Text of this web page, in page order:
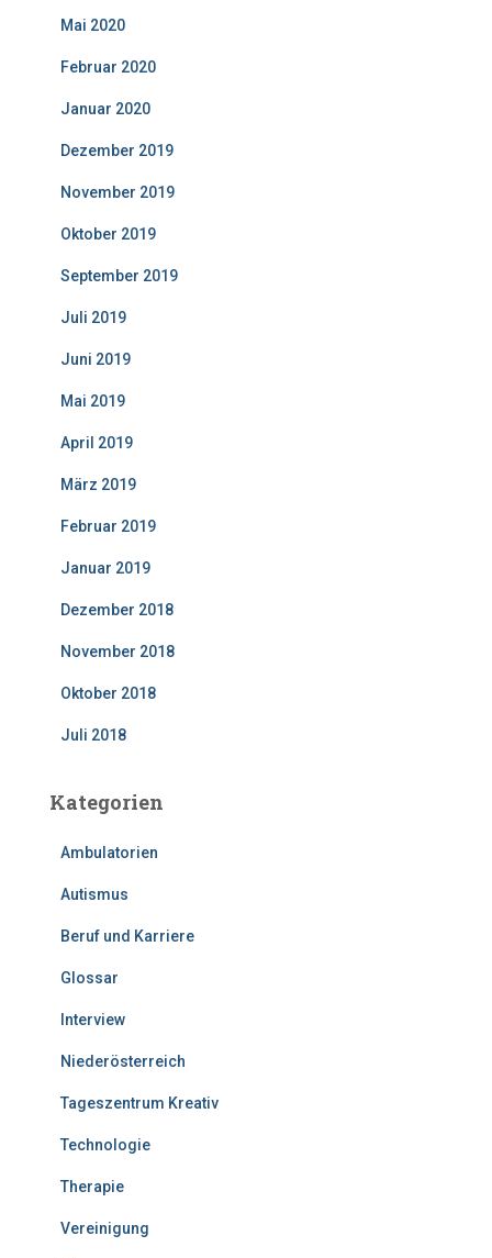
Mai 2020
Februar 2020
Januar 2020
Dezember 2019
November 2019
Oktober 2019
September 2019
Juli 2019
Juni 2019
Mai 2019
April 2019
März 2019
Februar 2019
Januar 2019
Dezember 2018
November 2018
Oktober 2018
Juli 2018
Kategorien
Ambulatorien
Autismus
Beruf und Karriere
Glossar
Interview
Niederösterreich
Tageszentrum Kreativ
Technologie
Therapie
Vereinigung